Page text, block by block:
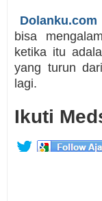
Dolanku.com
bisa
ketika itu
yang turun
lagi.
Ikuti